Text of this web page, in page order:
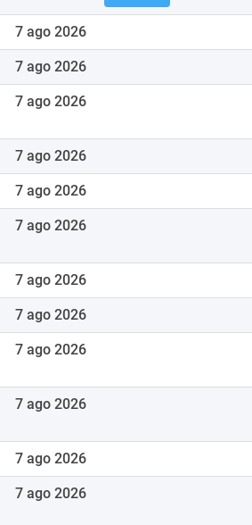
7 ago 2026
7 ago 2026
7 ago 2026
7 ago 2026
7 ago 2026
7 ago 2026
7 ago 2026
7 ago 2026
7 ago 2026
7 ago 2026
7 ago 2026
7 ago 2026